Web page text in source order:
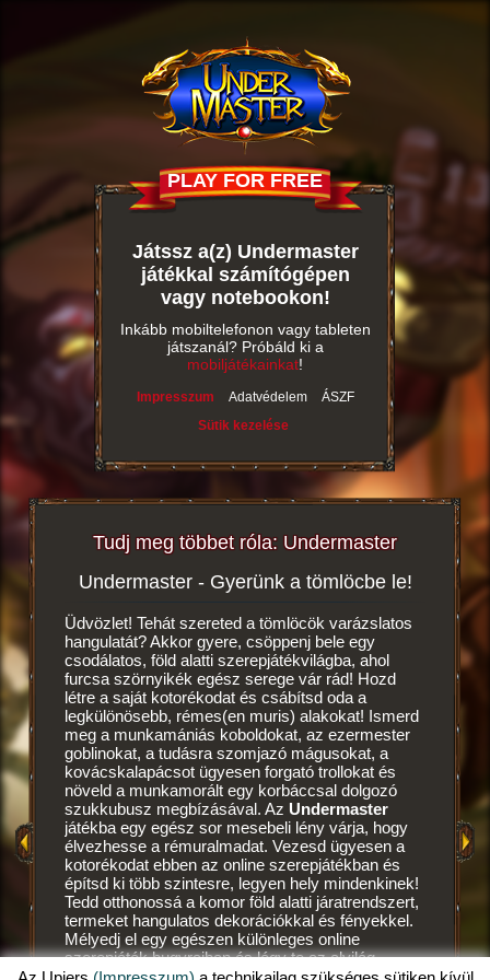
PLAY FOR FREE
Játssz a(z) Undermaster
játékkal számítógépen
vagy notebookon!
Inkább mobiltelefonon vagy tableten
játszanál? Próbáld ki a
mobiljátékainkat!
Impresszum Adatvédelem
ÁSZF
Sütik kezelése
Tudj meg többet róla: Undermaster
Undermaster - Gyerünk a tömlöcbe le!
Üdvözlet! Tehát szereted a tömlöcök varázslatos
hangulatát? Akkor gyere, csöppenj bele egy
csodálatos, föld alatti szerepjátékvilágba, ahol
furcsa szörnyikék egész serege vár rád! Hozd
létre a saját kotorékodat és csábítsd oda a
legkülönösebb, rémes(en muris) alakokat! Ismerd
meg a munkamániás koboldokat, az ezermester
goblinokat, a tudásra szomjazó mágusokat, a
kovácskalapácsot ügyesen forgató trollokat és
növeld a munkamorált egy korbáccsal dolgozó
szukkubusz megbízásával. Az Undermaster
játékba egy egész sor mesebeli lény várja, hogy
élvezhesse a rémuralmadat. Vezesd ügyesen a
kotorékodat ebben az online szerepjátékban és
építsd ki több szintesre, legyen hely mindenkinek!
Tedd otthonossá a komor föld alatti járatrendszert,
termeket hangulatos dekorációkkal és fényekkel.
Mélyedj el egy egészen különleges online
szerepjáték bugyraiban és légy te az alvilág
mestere, egy igazi undermaster! Szeretnéd tudni,
Ez egy
egész
neked,
első
a
amatőr